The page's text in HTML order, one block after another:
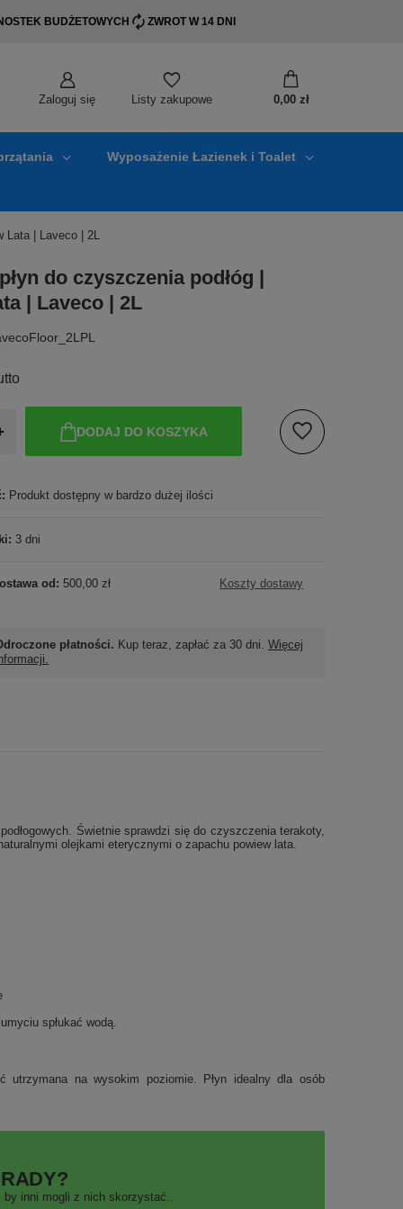
BUDŻETOWYCH ZWROT W 14 DNI
Zaloguj się Listy zakupowe 0,00 zł
Wyposażenie Łazienek i Toalet
Lata | Laveco | 2L
do czyszczenia podłóg |
| Laveco | 2L
DODAJ DO KOSZYKA
Produkt dostępny w bardzo dużej ilości
3 dni
od: 500,00 zł Koszty dostawy
płatności. Kup teraz, zapłać za 30 dni. Więcej
Świetnie sprawdzi się do czyszczenia terakoty,
olejkami eterycznymi o zapachu powiew lata.
spłukać wodą.
na wysokim poziomie. Płyn idealny dla osób
by inni mogli z nich skorzystać..